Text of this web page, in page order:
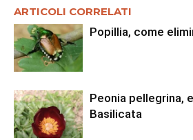
ARTICOLI CORRELATI
Popillia, come
Peonia pellegrina,
Basilicata